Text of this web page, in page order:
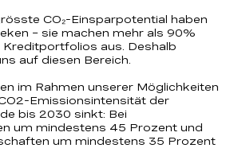
CO₂-Einsparpotential haben
– sie machen mehr als 90%
aus. Deshalb
auf diesen Bereich.
im Rahmen unserer Möglichkeiten
Emissionsintensität der
bis 2030 sinkt: Bei
um mindestens 45 Prozent und
um mindestens 35 Prozent